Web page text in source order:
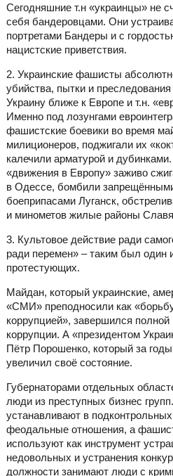
Сегодняшние т.н «украинцы» не
себя бандеровцами. Они
портретами Бандеры и с
нацистские приветствия.
2. Украинские фашисты
убийства, пытки и
Украину ближе к Европе и т.н.
Именно под лозунгами
фашистские боевики во время
милиционеров, поджигали их
калечили арматурой и
«движения в Европу» заживо
в Одессе, бомбили
боеприпасами Луганск,
и минометов жилые районы
3. Культовое действие ради
ради перемен» – таким был один
протестующих.
Майдан, который украинские,
«СМИ» преподносили как
коррупцией», завершился полной
коррупции. А «президентом
Пётр Порошенко, который за
увеличил своё состояние.
Губернаторами отдельных
люди из преступных бизнес
устанавливают в
феодальные отношения, а
используют как инструмент
недовольных и устранения
должности занимают люди с